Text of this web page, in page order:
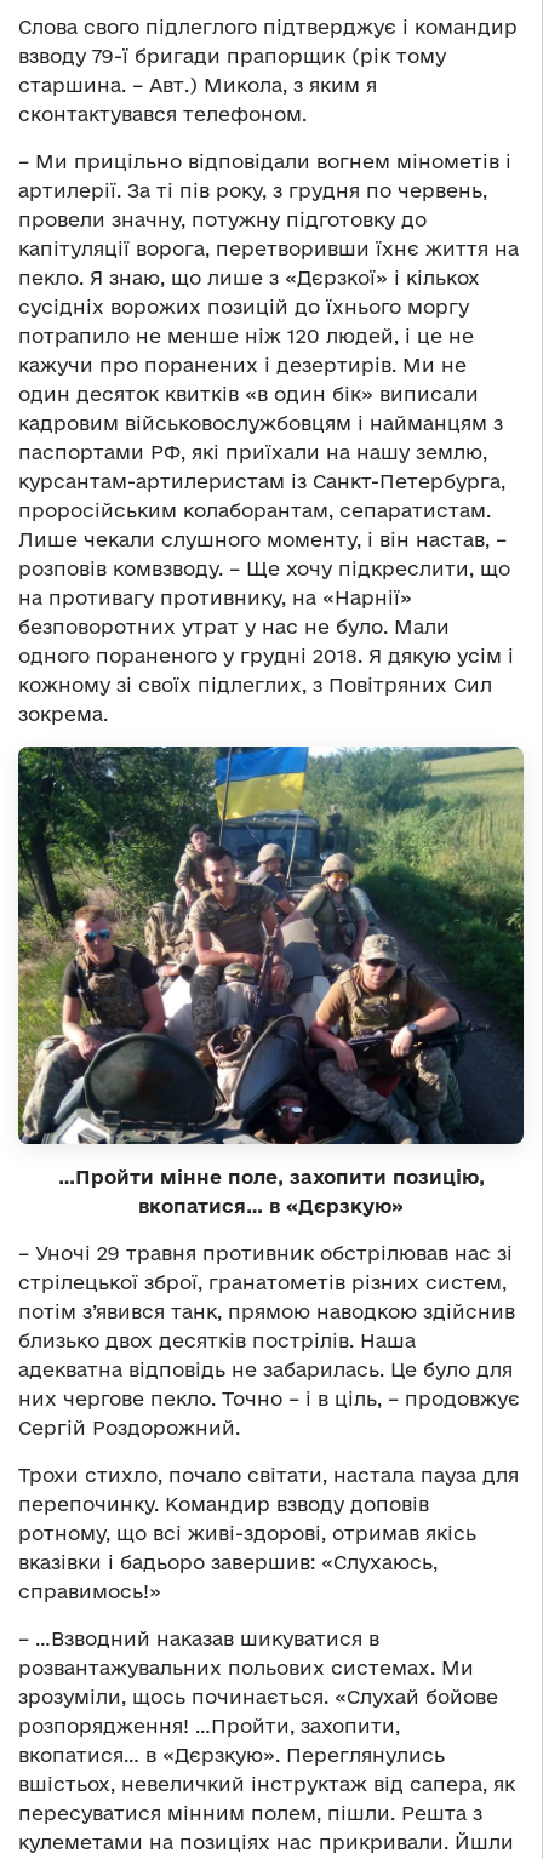
Слова свого підлеглого підтверджує і командир
взводу 79-ї бригади прапорщик (рік тому
старшина. – Авт.) Микола, з яким я
сконтактувався телефоном.
– Ми прицільно відповідали вогнем мінометів і
артилерії. За ті пів року, з грудня по червень,
провели значну, потужну підготовку до
капітуляції ворога, перетворивши їхнє життя на
пекло. Я знаю, що лише з «Дєрзкої» і кількох
сусідніх ворожих позицій до їхнього моргу
потрапило не менше ніж 120 людей, і це не
кажучи про поранених і дезертирів. Ми не
один десяток квитків «в один бік» виписали
кадровим військовослужбовцям і найманцям з
паспортами РФ, які приїхали на нашу землю,
курсантам-артилеристам із Санкт-Петербурга,
проросійським колаборантам, сепаратистам.
Лише чекали слушного моменту, і він настав, –
розповів комвзводу. – Ще хочу підкреслити, що
на противагу противнику, на «Нарнії»
безповоротних утрат у нас не було. Мали
одного пораненого у грудні 2018. Я дякую усім і
кожному зі своїх підлеглих, з Повітряних Сил
зокрема.
…Пройти мінне поле, захопити позицію,
вкопатися… в «Дєрзкую»
– Уночі 29 травня противник обстрілював нас зі
стрілецької зброї, гранатометів різних систем,
потім з’явився танк, прямою наводкою здійснив
близько двох десятків пострілів. Наша
адекватна відповідь не забарилась. Це було для
них чергове пекло. Точно – і в ціль, – продовжує
Сергій Роздорожний.
Трохи стихло, почало світати, настала пауза для
перепочинку. Командир взводу доповів
ротному, що всі живі-здорові, отримав якісь
вказівки і бадьоро завершив: «Слухаюсь,
справимось!»
– …Взводний наказав шикуватися в
розвантажувальних польових системах. Ми
зрозуміли, щось починається. «Слухай бойове
розпорядження! …Пройти, захопити,
вкопатися… в «Дєрзкую». Переглянулись
вшістьох, невеличкий інструктаж від сапера, як
пересуватися мінним полем, пішли. Решта з
кулеметами на позиціях нас прикривали. Йшли